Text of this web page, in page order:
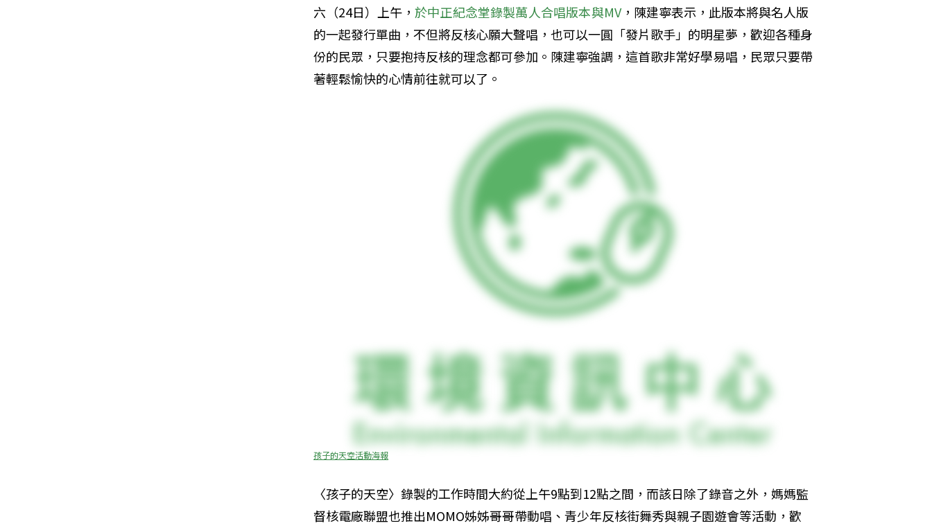
六（24日）上午， 於中正紀念堂錄製萬人合唱版本與MV，陳建寧表示，此版本將與名人版
的一起發行單曲，不但將反核心願大聲唱，也可以一圓「發片歌手」的明星夢，歡迎各種身
份的民眾，只要抱持反核的理念都可參加。陳建寧強調，這首歌非常好學易唱，民眾只要帶
著輕鬆愉快的心情前往就可以了。
孩子的天空活動海報
〈孩子的天空〉錄製的工作時間大約從上午9點到12點之間，而該日除了錄音之外，媽媽監
督核電廠聯盟也推出MOMO姊姊哥哥帶動唱、青少年反核街舞秀與親子園遊會等活動，歡